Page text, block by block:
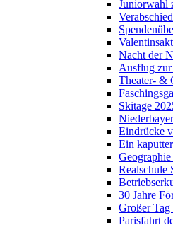
Juniorwahl
Nacht der
Ausflug
Theater- &
Skitage
Eindrücke
Ein
Realschule
30 Jahre
Großer Tag
Parisfahrt